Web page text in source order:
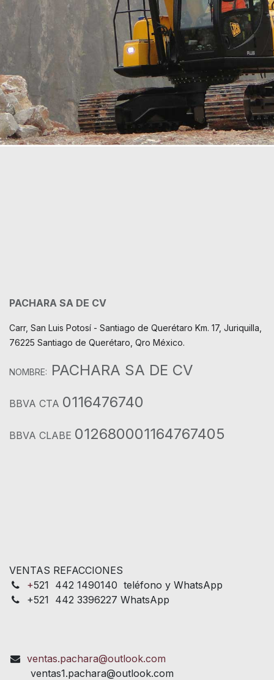
PACHARA SA DE CV
Carr, San Luis Potosí - Santiago de Querétaro Km. 17, Juriquilla,
76225 Santiago de Querétaro, Qro México.
NOMBRE: PACHARA SA DE CV
BBVA CTA 0116476740
BBVA CLABE 012680001164767405
VENTAS REFACCIONES
+521 442 1490140 teléfono y WhatsApp
+521 442 3396227 WhatsApp
ventas.pachara@outlook.com
ventas1.pachara@outlook.com